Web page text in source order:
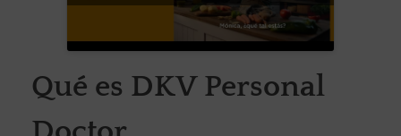
Qué es DKV Personal